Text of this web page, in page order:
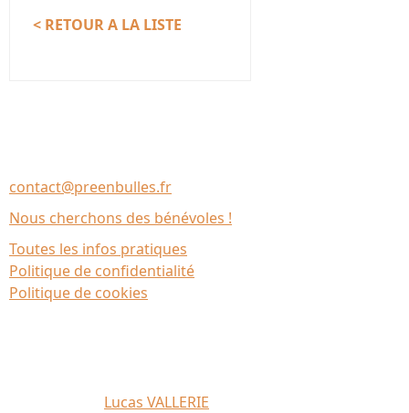
< RETOUR A LA LISTE
contact@preenbulles.fr
Nous cherchons des bénévoles !
Toutes les infos pratiques
Politique de confidentialité
Politique de cookies
Lucas VALLERIE